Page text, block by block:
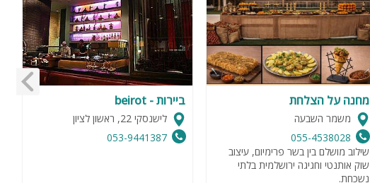
מחנה על הצלחת
משמר השבעה
055-4538028
שילוב מושלם בין בשר פרימיום, עיצוב
שוק אותנטי וחגיגה ירושלמית בלתי
נשכחת.
ביירות - beirot
לישנסקי 22, ראשון לציון
053-9441387